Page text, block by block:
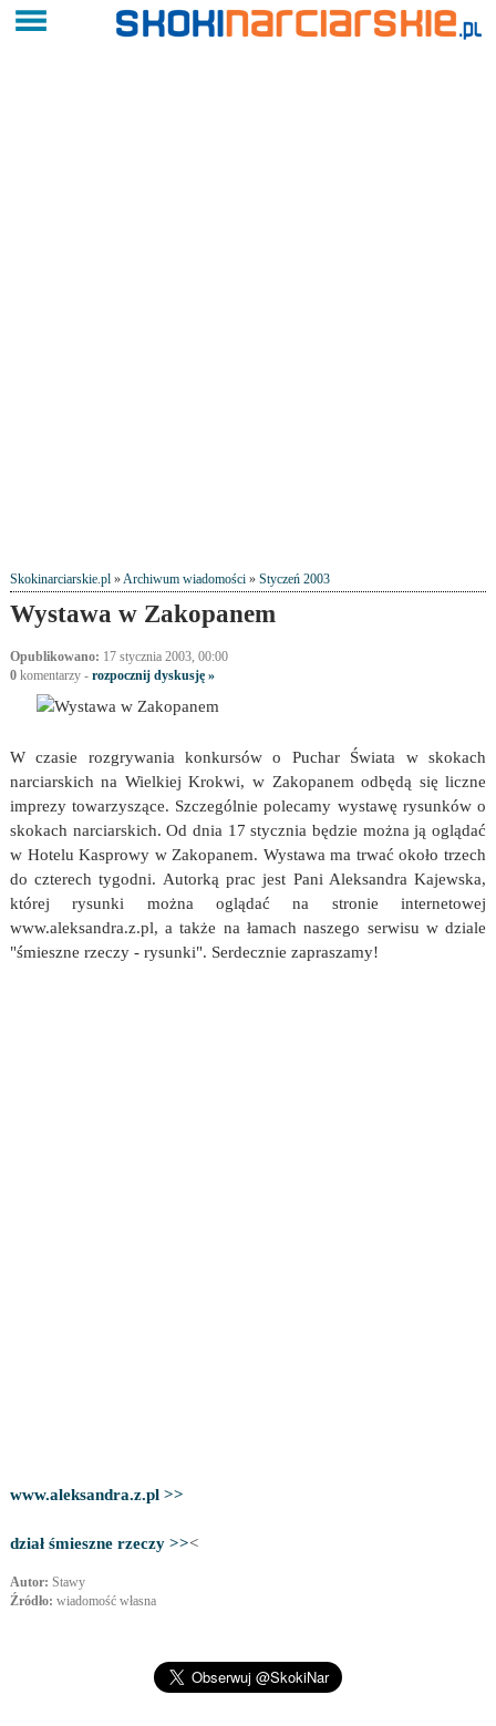
Skokinarciarskie.pl»Archiwum wiadomości» Styczeń 2003
Wystawa w Zakopanem
Opublikowano: 17 stycznia 2003, 00:00
0komentarzy - rozpocznij dyskusję »
W czasie rozgrywania konkursów o Puchar Świata w skokach
narciarskich na Wielkiej Krokwi, w Zakopanem odbędą się liczne
imprezy towarzyszące. Szczególnie polecamy wystawę rysunków o
skokach narciarskich. Od dnia 17 stycznia będzie można ją oglądać
w Hotelu Kasprowy w Zakopanem. Wystawa ma trwać około trzech
do czterech tygodni. Autorką prac jest Pani Aleksandra Kajewska,
której rysunki można oglądać na stronie internetowej
www.aleksandra.z.pl, a także na łamach naszego serwisu w dziale
"śmieszne rzeczy - rysunki". Serdecznie zapraszamy!
www.aleksandra.z.pl >>
dział śmieszne rzeczy >><
Autor: Stawy
Źródło: wiadomość własna